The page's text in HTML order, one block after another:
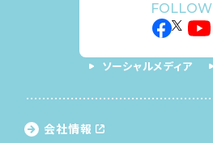
FOLLOW
ソーシャルメディア
会社情報